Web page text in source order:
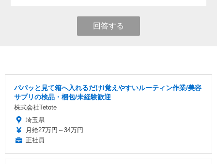
回答する
パパッと見て箱へ入れるだけ!覚えやすいルーティン作業/美容
サプリの検品・梱包/未経験歓迎
株式会社Tetote
埼玉県
月給27万円～34万円
正社員